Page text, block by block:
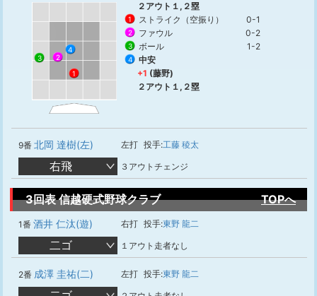
1
2
3
4
２アウト１,２塁
1 ストライク（空振り） 0-1
2 ファウル 0-2
3 ボール 1-2
4
中安
+1 (藤野)
２アウト１,２塁
9番 北岡 達樹(左) 左打 投手:工藤 稜太
右飛 ３アウトチェンジ
3回表 信越硬式野球クラブ TOPへ
1番 酒井 仁汰(遊) 右打 投手:東野 龍二
二ゴ １アウト走者なし
2番 成澤 圭祐(二) 左打 投手:東野 龍二